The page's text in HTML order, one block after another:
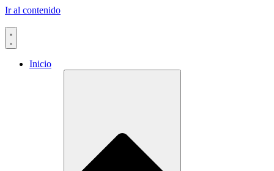
Ir al contenido
Inicio